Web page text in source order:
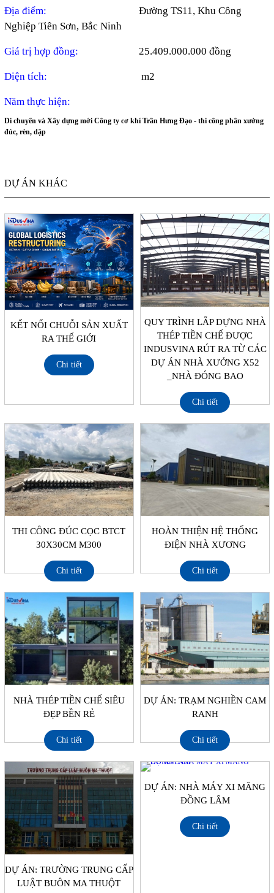
Địa điểm:
Đường TS11, Khu Công
Nghiệp Tiên Sơn, Bắc Ninh
Giá trị hợp đồng: 25.409.000.000 đồng
Diện tích: m2
Năm thực hiện:
Di chuyển và Xây dựng mới Công ty cơ khí Trần Hưng Đạo - thi công phân xưởng
đúc, rèn, dập
DỰ ÁN KHÁC
KẾT NỐI CHUỖI SẢN XUẤT
RA THẾ GIỚI
Chi tiết
QUY TRÌNH LẮP DỰNG NHÀ
THÉP TIỀN CHẾ ĐƯỢC
INDUSVINA RÚT RA TỪ CÁC
DỰ ÁN NHÀ XƯỞNG X52
_NHÀ ĐÓNG BAO
Chi tiết
THI CÔNG ĐÚC CỌC BTCT
30X30CM M300
Chi tiết
HOÀN THIỆN HỆ THỐNG
ĐIỆN NHÀ XƯƠNG
Chi tiết
NHÀ THÉP TIỀN CHẾ SIÊU
ĐẸP BỀN RẺ
Chi tiết
DỰ ÁN: TRẠM NGHIỀN CAM
RANH
Chi tiết
DỰ ÁN: TRƯỜNG TRUNG CẤP
LUẬT BUÔN MA THUỘT
DỰ ÁN: NHÀ MÁY XI MĂNG
ĐỒNG LÂM
Chi tiết